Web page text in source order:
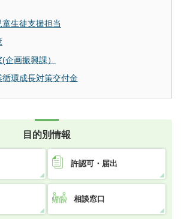
生徒支援担当
企画振興課）
環成長対策交付金
目的別情報
許認可・届出
相談窓口